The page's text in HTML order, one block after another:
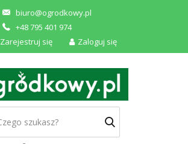
biuro@ogrodkowy.pl
+48 795 401 974
Zarejestruj się
Zaloguj się